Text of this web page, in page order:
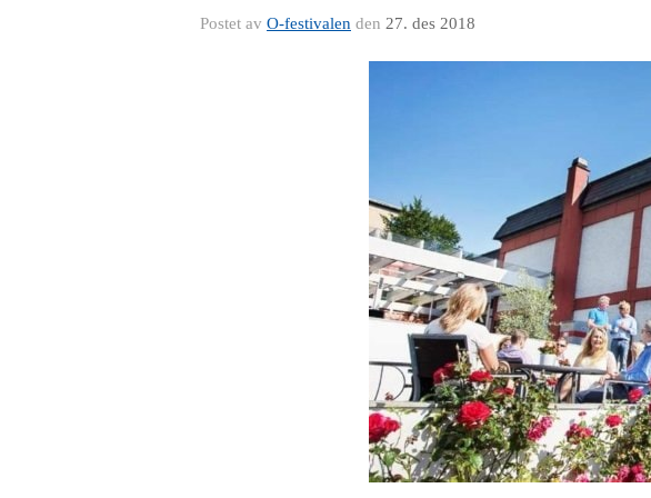
Postet av O-festivalen den 27. des 2018